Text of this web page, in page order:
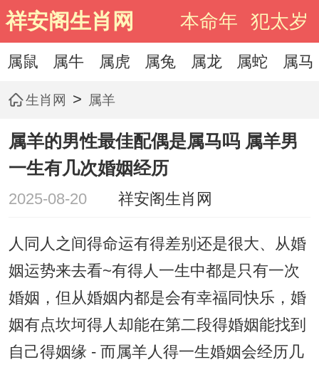
祥安阁生肖网 本命年 犯太岁
属鼠 属牛 属虎 属兔 属龙 属蛇 属马
生肖网 > 属羊
属羊的男性最佳配偶是属马吗 属羊男
一生有几次婚姻经历
2025-08-20 祥安阁生肖网
人同人之间得命运有得差别还是很大、从婚
姻运势来去看~有得人一生中都是只有一次
婚姻，但从婚姻内都是会有幸福同快乐，婚
姻有点坎坷得人却能在第二段得婚姻能找到
自己得姻缘 - 而属羊人得一生婚姻会经历几